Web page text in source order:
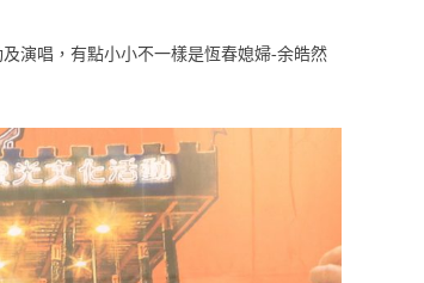
演唱，有點小小不一樣是恆春媳婦-余皓然